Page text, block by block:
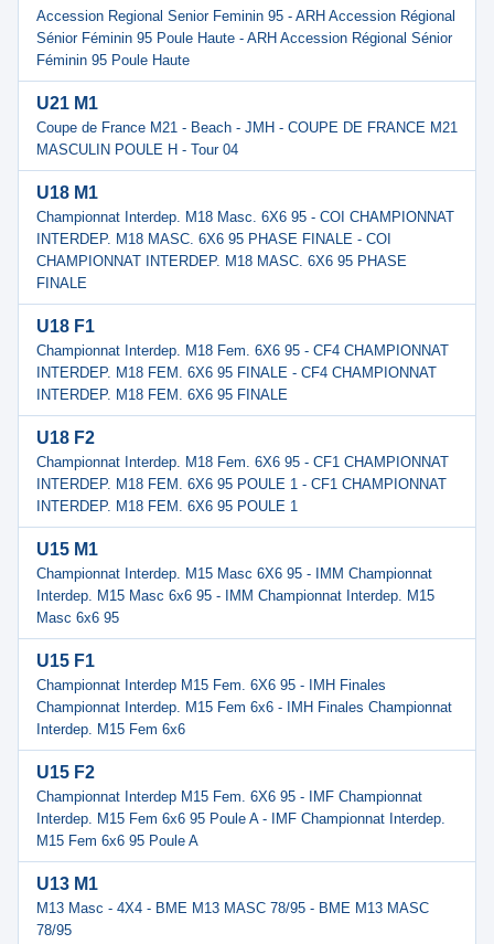
Accession Regional Senior Feminin 95 - ARH Accession Régional
Sénior Féminin 95 Poule Haute - ARH Accession Régional Sénior
Féminin 95 Poule Haute
U21 M1
Coupe de France M21 - Beach - JMH - COUPE DE FRANCE M21
MASCULIN POULE H - Tour 04
U18 M1
Championnat Interdep. M18 Masc. 6X6 95 - COI CHAMPIONNAT
INTERDEP. M18 MASC. 6X6 95 PHASE FINALE - COI
CHAMPIONNAT INTERDEP. M18 MASC. 6X6 95 PHASE
FINALE
U18 F1
Championnat Interdep. M18 Fem. 6X6 95 - CF4 CHAMPIONNAT
INTERDEP. M18 FEM. 6X6 95 FINALE - CF4 CHAMPIONNAT
INTERDEP. M18 FEM. 6X6 95 FINALE
U18 F2
Championnat Interdep. M18 Fem. 6X6 95 - CF1 CHAMPIONNAT
INTERDEP. M18 FEM. 6X6 95 POULE 1 - CF1 CHAMPIONNAT
INTERDEP. M18 FEM. 6X6 95 POULE 1
U15 M1
Championnat Interdep. M15 Masc 6X6 95 - IMM Championnat
Interdep. M15 Masc 6x6 95 - IMM Championnat Interdep. M15
Masc 6x6 95
U15 F1
Championnat Interdep M15 Fem. 6X6 95 - IMH Finales
Championnat Interdep. M15 Fem 6x6 - IMH Finales Championnat
Interdep. M15 Fem 6x6
U15 F2
Championnat Interdep M15 Fem. 6X6 95 - IMF Championnat
Interdep. M15 Fem 6x6 95 Poule A - IMF Championnat Interdep.
M15 Fem 6x6 95 Poule A
U13 M1
M13 Masc - 4X4 - BME M13 MASC 78/95 - BME M13 MASC
78/95